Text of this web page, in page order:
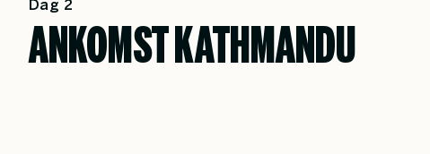
Dag 2
ANKOMST KATHMANDU